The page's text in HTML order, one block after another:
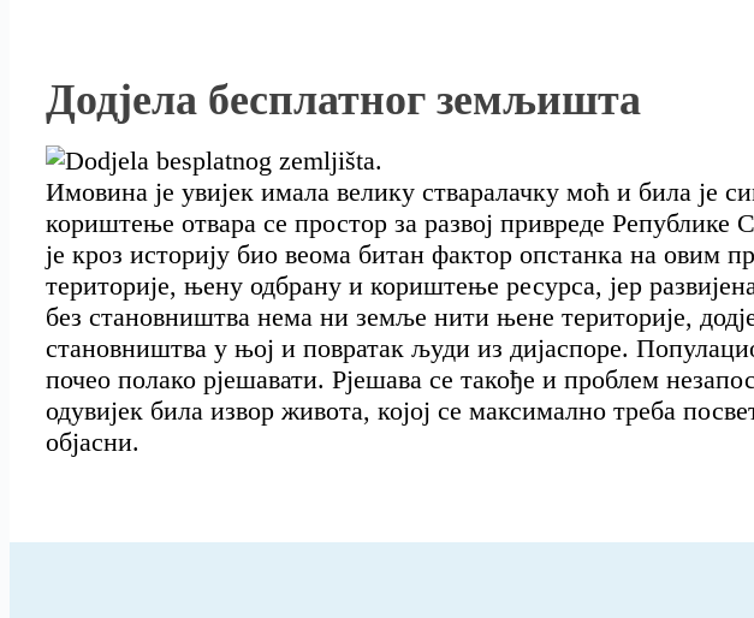
Додјела бесплатног земљишта
Имовина је увијек имала велику стваралачку моћ и била је
кориштење отвара се простор за развој привреде Републике
је кроз историју био веома битан фактор опстанка на овим
територије, њену одбрану и кориштење ресурса, јер
без становништва нема ни земље нити њене територије,
становништва у њој и повратак људи из дијаспоре.
почео полако рјешавати. Рјешава се такође и проблем
одувијек била извор живота, којој се максимално треба
објасни.